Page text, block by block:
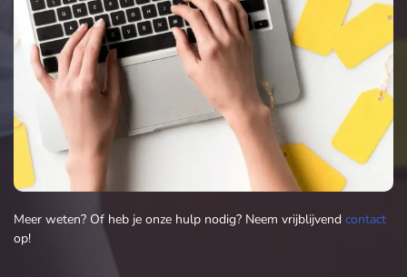
Meer weten? Of heb je onze hulp nodig? Neem vrijblijvend contact
op!